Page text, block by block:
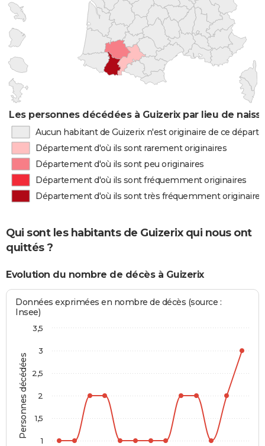
Les personnes décédées à Guizerix par lieu de
Aucun habitant de Guizerix n'est originaire de ce
Département d'où ils sont rarement originaires
Département d'où ils sont peu originaires
Département d'où ils sont fréquemment originaires
Département d'où ils sont très fréquemment originaires
Qui sont les habitants de Guizerix qui nous ont
quittés ?
Evolution du nombre de décès à Guizerix
Personnes décédées
Données exprimées en nombre de décès (source :
Insee)
1
1,5
2
2,5
3
3,5